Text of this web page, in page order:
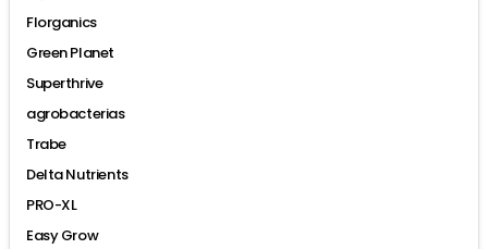
Florganics
Green Planet
Superthrive
agrobacterias
Trabe
Delta Nutrients
PRO-XL
Easy Grow